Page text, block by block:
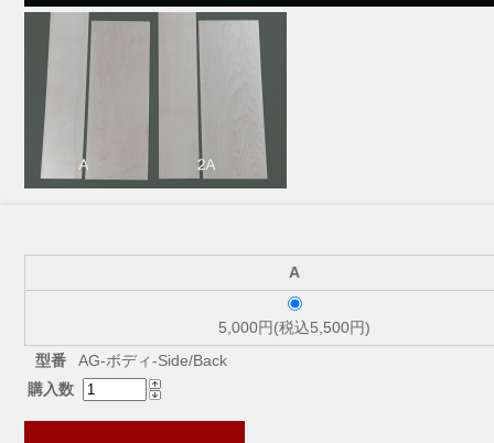
A
5,000円(税込5,500円)
型番
AG-ボディ-Side/Back
購入数